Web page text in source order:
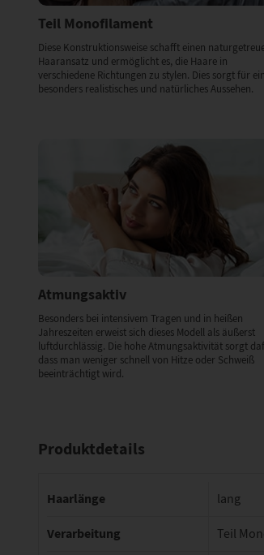
Teil Monofilament
Diese Konstruktionsweise schafft einen
Haaransatz und ermöglicht es, die Haare in
verschiedene Richtungen zu stylen. Dies sorgt für ein
besonders realistisches und natürliches Aussehen.
Atmungsaktiv
Besonders bei intensivem Tragen und in heißen
Jahreszeiten erweist sich dieses Modell als äußerst
luftdurchlässig. Die hohe Atmungsaktivität sorgt
dass man weniger schnell von Hitze oder Schweiß
beeinträchtigt wird.
Produktdetails
Haarlänge lang
Verarbeitung Teil